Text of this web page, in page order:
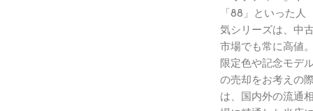
「88」といった人
気シリーズは、中
市場でも常に高値
限定色や記念モデ
の売却をお考えの
は、国内外の流通